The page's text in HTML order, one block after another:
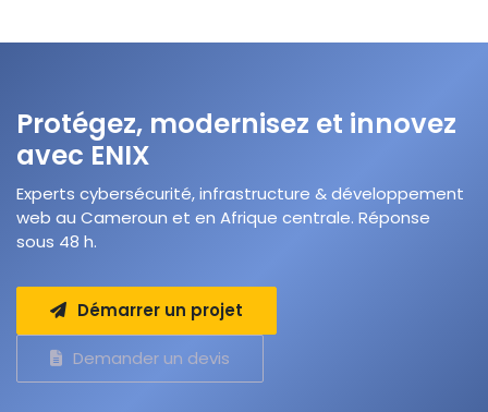
Protégez, modernisez et innovez
avec ENIX
Experts cybersécurité, infrastructure & développement
web au Cameroun et en Afrique centrale. Réponse
sous 48 h.
Démarrer un projet
Demander un devis